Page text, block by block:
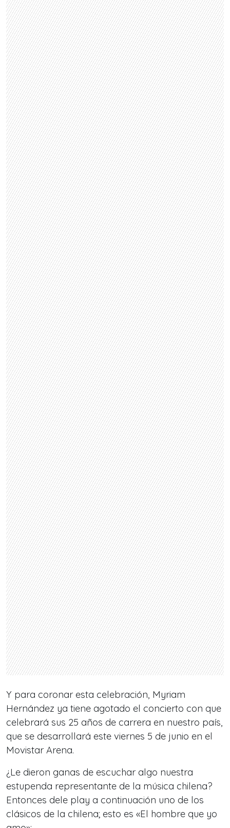
Y para coronar esta celebración, Myriam
Hernández ya tiene agotado el concierto con que
celebrará sus 25 años de carrera en nuestro país,
que se desarrollará este viernes 5 de junio en el
Movistar Arena.
¿Le dieron ganas de escuchar algo nuestra
estupenda representante de la música chilena?
Entonces dele play a continuación uno de los
clásicos de la chilena; esto es «El hombre que yo